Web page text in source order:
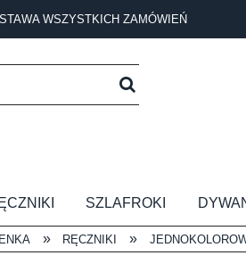
WSZYSTKICH ZAMÓWIEŃ
SZLAFROKI
» RĘCZNIKI »